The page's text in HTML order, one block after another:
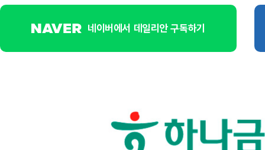
네이버에서 데일리안 구독하기